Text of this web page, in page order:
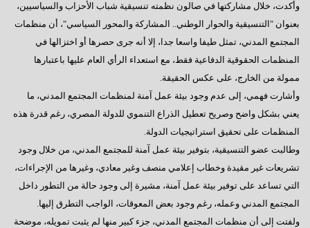
وأكدت، خلال مشاركتها في صالون نظمته تنسيقية شباب الأحزاب والسياسيين،
بعنوان "التنسيقية والحوار الوطني.. المشاركة والمحور السياسي"، أن منظمات
المجتمع المدني، تمثل طيفا واسعا جدا، إلا أنه جرى حصرها أو اختزالها في
المنظمات الحقوقية الدفاعية فقط، مع استعداء الرأي العام عليها باعتبارها
ممولة من الخارج، على عكس الحقيقة.
وأشارت فهمي، إلى عدم وجود بيئة عمل آمنة لمنظمات المجتمع المدني، ما
يعني بشكل واضح وصريح تعطيل الذراع التنموي للدولة المصري، رغم قدرة هذه
المنظمات على تحقيق استراتيجيات الدولة.
وطالبت عضو التنسيقية، بتوفير بيئة عمل آمنة للمجتمع المدني، من خلال وجود
تشريعات غير مقيدة وخطاب إعلامي منصف وغير معادي، وغيرها من الإجراءات،
التي تساعد على توفير بيئة عمل آمنة، مشيرة إلى وجود حالة من التطور داخل
المجتمع المدني وعمله، رغم وجود بعض المعوقات، الواجب التطرق إليها.
ولفتت إلى أن منظمات المجتمع المدني، جزء كبير منها لم يثبت تمويله، موضحة